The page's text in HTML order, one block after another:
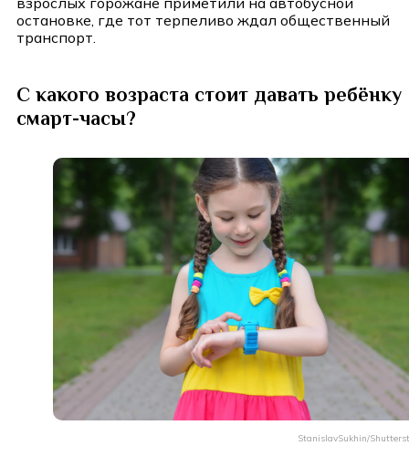
остановке, где тот терпеливо ждал общественный
транспорт.
С какого возраста стоит давать ребёнку
смарт-часы?
StanislavSukhin/